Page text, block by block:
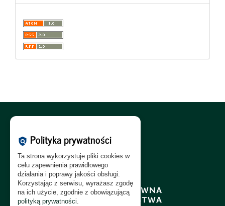
Polityka Prywatności:PL
Polityka RODO:PL|EN
policy Polityka prywatności
Ta strona wykorzystuje pliki cookies w
celu zapewnienia prawidłowego
działania i poprawy jakości obsługi.
Korzystając z serwisu, wyrażasz zgodę
na ich użycie, zgodnie z obowiązującą
polityką prywatności